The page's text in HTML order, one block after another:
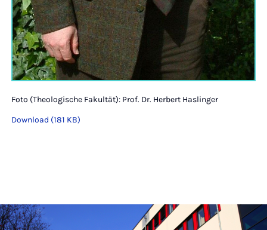
Foto (Theologische Fakultät): Prof. Dr. Herbert Haslinger
Download (181 KB)